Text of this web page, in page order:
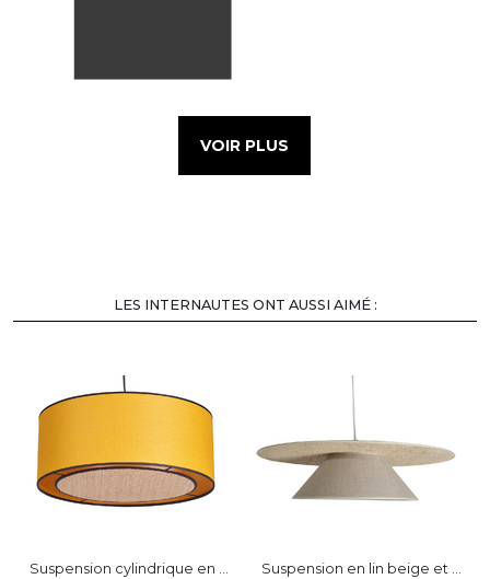
VOIR PLUS
LES INTERNAUTES ONT AUSSI AIMÉ :
Suspension cylindrique en ... Suspension en lin beige et ...